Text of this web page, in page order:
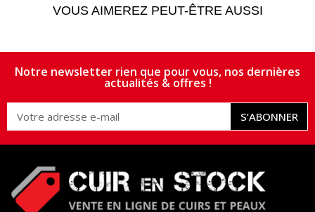
VOUS AIMEREZ PEUT-ÊTRE AUSSI
Notre newsletter rien que pour vous, nos dernières
actualités & offres !
S’ABONNER